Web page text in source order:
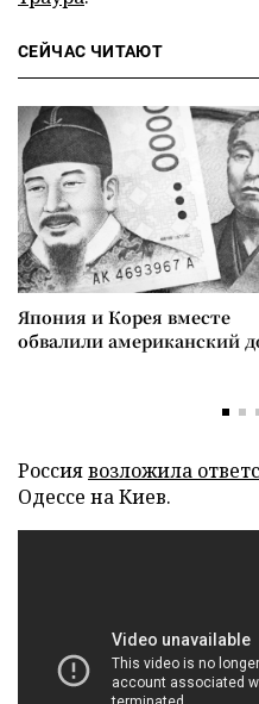
СЕЙЧАС ЧИТАЮТ
Япония и Корея вместе
обвалили американский
Россиявозложила
Одессе на Киев.